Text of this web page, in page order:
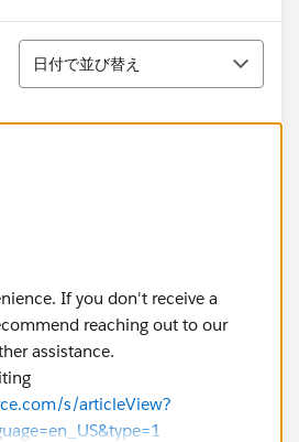
並び替え
日付で並び替え
If you don't receive a
reaching out to our
assistance.
s/articleView?